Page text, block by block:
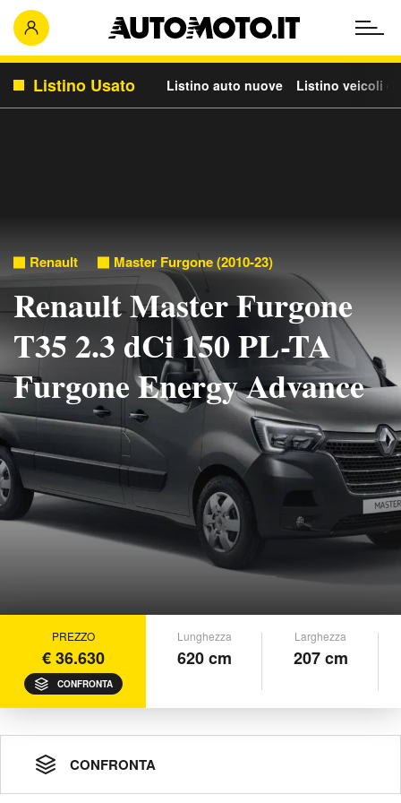
Listino Usato Listino auto nuove Listino veicoli
Renault Master Furgone (2010-23)
Renault Master Furgone
T35 2.3 dCi 150 PL-TA
Furgone Energy Advance
PREZZO
€ 36.630
CONFRONTA
Lunghezza
620 cm
Larghezza
207 cm
CONFRONTA